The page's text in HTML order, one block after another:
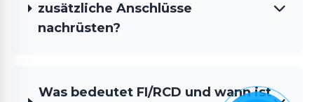
zusätzliche Anschlüsse
nachrüsten?
Was bedeutet FI/RCD und wann ist